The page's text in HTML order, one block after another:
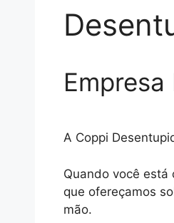
A Coppi
Quando você está
que ofereçamos
mão.